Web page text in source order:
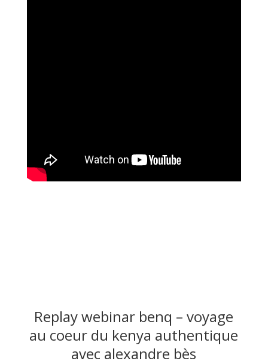
Replay webinar benq – voyage
au coeur du kenya authentique
avec alexandre bès